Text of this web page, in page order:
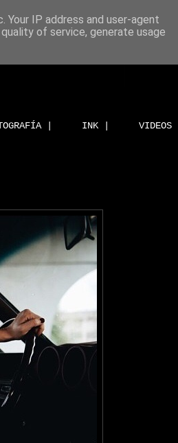
| INK | VIDEOS |
IP address and user-agent
of service, generate usage